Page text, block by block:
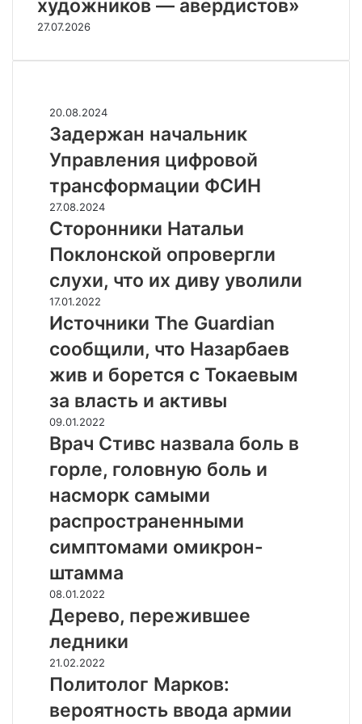
художников — авердистов»
27.07.2026
З
а
е
р
а
н
н
а
ч
а
л
ь
н
к
У
п
р
а
в
е
н
я
ц
и
р
о
й
т
20.08.2024
Задержан начальник
Управления цифровой
трансформации ФСИН
С
т
о
н
н
и
к
и
Н
т
а
л
и
П
к
л
н
с
к
й
о
п
о
27.08.2024
Сторонники Натальи
Поклонской опровергли
слухи, что их диву уволили
И
с
о
ч
и
к
и
T
h
G
u
r
d
i
a
n
с
о
о
б
щ
17.01.2022
Источники The Guardian
сообщили, что Назарбаев
жив и борется с Токаевым
за власть и активы
В
р
С
и
в
с
н
а
з
в
а
л
а
б
о
09.01.2022
Врач Стивс назвала боль в
горле, головную боль и
насморк самыми
распространенными
симптомами омикрон-
штамма
Д
е
р
е
в
о
п
08.01.2022
Дерево, пережившее
ледники
П
о
и
21.02.2022
Политолог Марков:
вероятность ввода армии